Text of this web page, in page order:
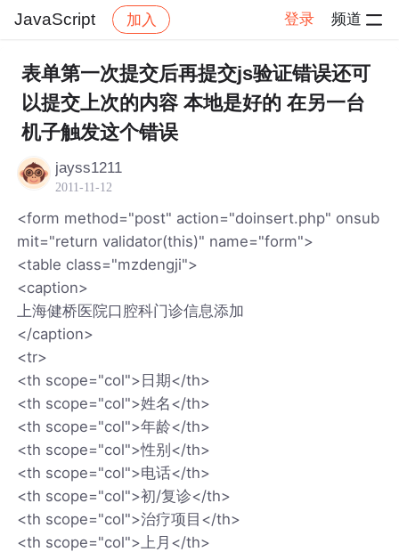
JavaScript 加入 登录 频道
社区 JavaScript 帖子详情
表单第一次提交后再提交js验证错误还可
以提交上次的内容 本地是好的 在另一台
机子触发这个错误
jayss1211
2011-11-12
<form method="post" action="doinsert.php" onsub
mit="return validator(this)" name="form">
<table class="mzdengji">
<caption>
上海健桥医院口腔科门诊信息添加
</caption>
<tr>
<th scope="col">日期</th>
<th scope="col">姓名</th>
<th scope="col">年龄</th>
<th scope="col">性别</th>
<th scope="col">电话</th>
<th scope="col">初/复诊</th>
<th scope="col">治疗项目</th>
<th scope="col">上月</th>